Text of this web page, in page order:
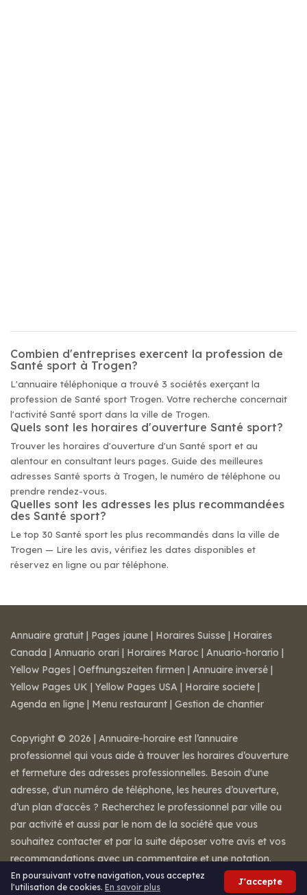
Combien d'entreprises exercent la profession de
Santé sport à Trogen?
L'annuaire téléphonique a trouvé 3 sociétés exerçant la
profession de Santé sport Trogen. Votre recherche concernait
l'activité Santé sport dans la ville de Trogen.
Quels sont les horaires d'ouverture Santé sport?
Trouver les horaires d'ouverture d'un Santé sport et au
alentour en consultant leurs pages. Guide des meilleures
adresses Santé sports à Trogen, le numéro de téléphone ou
prendre rendez-vous.
Quelles sont les adresses les plus recommandées
des Santé sport?
Le top 30 Santé sport les plus recommandés dans la ville de
Trogen — Lire les avis, vérifiez les dates disponibles et
réservez en ligne ou par téléphone.
En poursuivant votre navigation, vous acceptez
l'utilisation de cookies. En savoir plus
J'accepte
Annuaire gratuit | Pages jaune | Horaires Suisse | Horaires
Canada | Annuario orari | Horaires Maroc | Anuario-horario |
Yellow Pages | Oeffnungszeiten firmen | Annuaire inversé |
Yellow Pages UK | Yellow Pages USA | Horaire societe |
Agenda en ligne | Menu restaurant | Gestion de chantier
Copyright © 2026 | Annuaire-horaire est l’annuaire
professionnel qui vous aide à trouver les horaires d’ouverture
et fermeture des adresses professionnelles. Besoin d'une
adresse, d'un numéro de téléphone, les heures d’ouverture,
d’un plan d'accès ? Recherchez le professionnel par ville ou
par activité et aussi par le nom de la société que vous
souhaitez contacter et par la suite déposer votre avis et vos
recommandations avec un commentaire et une notation.
Mentions légales-Conditions de ventes-Contact